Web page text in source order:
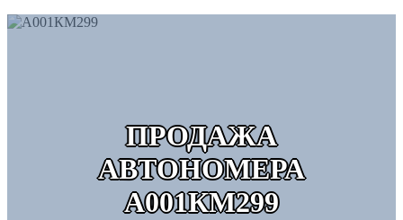
ПРОДАЖА
АВТОНОМЕРА
А001КМ299